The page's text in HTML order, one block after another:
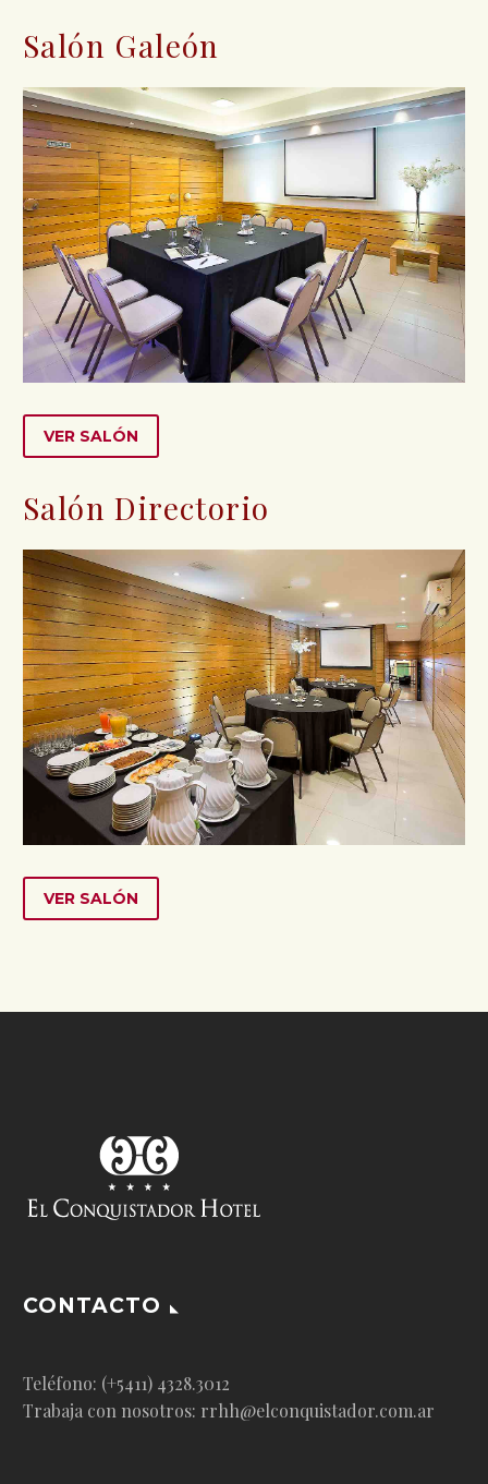
Salón Galeón
VER SALÓN
Salón Directorio
VER SALÓN
CONTACTO
Teléfono: (+5411) 4328.3012
Trabaja con nosotros: rrhh@elconquistador.com.ar